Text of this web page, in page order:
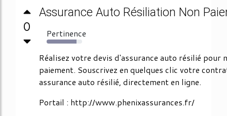
0
Assurance Auto Résiliation Non
Pertinence
84%
Réalisez votre devis d'assurance auto résilié pour
paiement. Souscrivez en quelques clic votre
assurance auto résilié, directement en ligne.
Portail : http://www.phenixassurances.fr/